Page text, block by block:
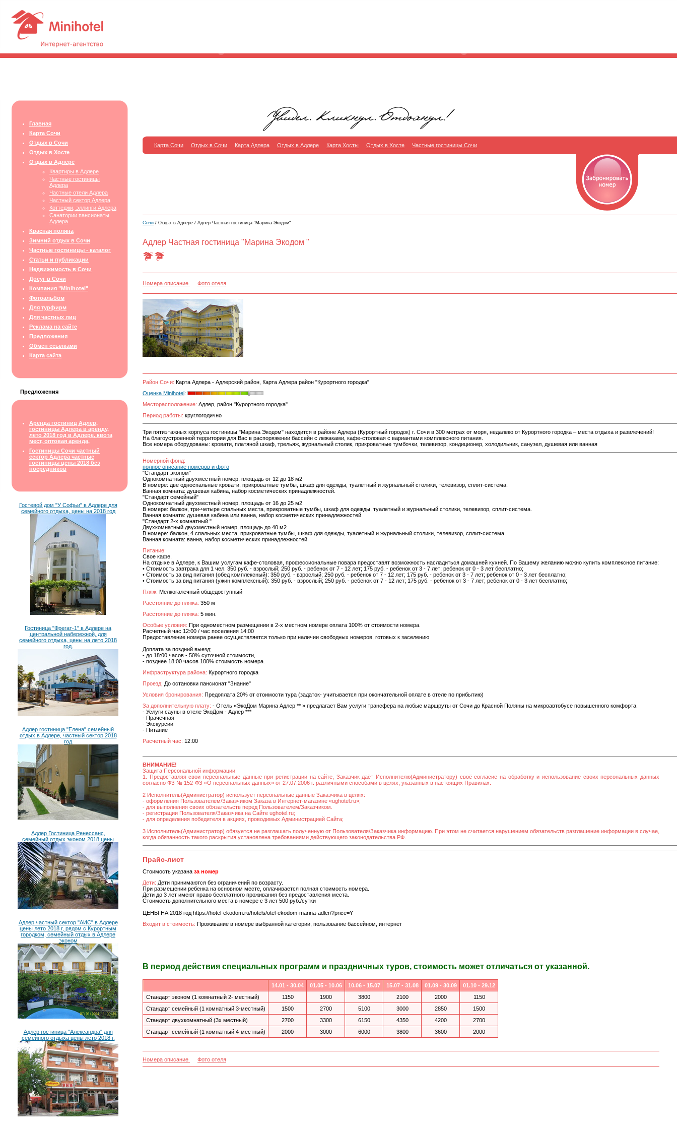
Главная
Карта Сочи
Отдых в Сочи
Отдых в Хосте
Отдых в Адлере
Квартиры в Адлере
Частные гостиницы
Адлера
Частные отели Адлера
Частный сектор Адлера
Коттеджи, эллинги Адлера
Санатории пансионаты
Адлера
Красная поляна
Зимний отдых в Сочи
Частные гостиницы - каталог
Статьи и публикации
Недвижимость в Сочи
Досуг в Сочи
Компания "Minihotel"
Фотоальбом
Для турфирм
Для частных лиц
Реклама на сайте
Предложения
Обмен ссылками
Карта сайта
Предложения
Аренда гостиниц Адлер,
гостиницы Адлера в аренду,
лето 2018 год в Адлере, квота
мест, оптовая аренда,
Гостиницы Сочи частный
сектор Адлера частные
гостиницы цены 2018 без
посредников
Гостевой дом "У Софьи" в Адлере для
семейного отдыха, цены на 2018 год
Гостиница "Фрегат-1" в Адлере на
центральной набережной, для
семейного отдыха, цены на лето 2018
год.
Адлер гостиница "Елена" семейный
отдых в Адлере, частный сектор 2018
год
Адлер Гостиница Ренессанс,
семейный отдых эконом 2018 цены
Адлер частный сектор "АИС" в Адлере
цены лето 2018 г, рядом с Курортным
городком, семейный отдых в Адлере
эконом
Адлер гостиница "Александра" для
семейного отдыха цены лето 2018 г.
Карта Сочи Отдых в Сочи Карта Адлера Отдых в Адлере Карта Хосты Отдых в Хосте Частные гостиницы Сочи
Сочи / Отдых в Адлере / Адлер Частная гостиница "Марина Экодом"
Адлер Частная гостиница "Марина Экодом "
Номера описание Фото отеля
Район Сочи: Карта Адлера - Адлерский район, Карта Адлера район "Курортного городка"
Оценка Minihotel:
Месторасположение: Адлер, район "Курортного городка"
Период работы: круглогодично
Три пятиэтажных корпуса гостиницы "Марина Экодом" находится в районе Адлера (Курортный городок) г. Сочи в 300 метрах от моря, недалеко от Курортного городка – места отдыха и развлечений!
На благоустроенной территории для Вас в распоряжении бассейн с лежаками, кафе-столовая с вариантами комплексного питания.
Все номера оборудованы: кровати, платяной шкаф, трельяж, журнальный столик, прикроватные тумбочки, телевизор, кондиционер, холодильник, санузел, душевая или ванная
Номерной фонд:
полное описание номеров и фото
"Стандарт эконом"
Однокомнатный двухместный номер, площадь от 12 до 18 м2
В номере: две односпальные кровати, прикроватные тумбы, шкаф для одежды, туалетный и журнальный столики, телевизор, сплит-система.
Ванная комната: душевая кабина, набор косметических принадлежностей.
"Стандарт семейный"
Однокомнатный двухместный номер, площадь от 16 до 25 м2
В номере: балкон, три-четыре спальных места, прикроватные тумбы, шкаф для одежды, туалетный и журнальный столики, телевизор, сплит-система.
Ванная комната: душевая кабина или ванна, набор косметических принадлежностей.
"Стандарт 2-х комнатный "
Двухкомнатный двухместный номер, площадь до 40 м2
В номере: балкон, 4 спальных места, прикроватные тумбы, шкаф для одежды, туалетный и журнальный столики, телевизор, сплит-система.
Ванная комната: ванна, набор косметических принадлежностей.
Питание:
Свое кафе.
На отдыхе в Адлере, к Вашим услугам кафе-столовая, профессиональные повара предоставят возможность насладиться домашней кухней. По Вашему желанию можно купить комплексное питание:
• Стоимость завтрака для 1 чел. 350 руб. - взрослый; 250 руб. - ребенок от 7 - 12 лет; 175 руб. - ребенок от 3 - 7 лет; ребенок от 0 - 3 лет бесплатно;
• Стоимость за вид питания (обед комплексный): 350 руб. - взрослый; 250 руб. - ребенок от 7 - 12 лет; 175 руб. - ребенок от 3 - 7 лет; ребенок от 0 - 3 лет бесплатно;
• Стоимость за вид питания (ужин комплексный): 350 руб. - взрослый; 250 руб. - ребенок от 7 - 12 лет; 175 руб. - ребенок от 3 - 7 лет; ребенок от 0 - 3 лет бесплатно;
Пляж: Мелкогалечный общедоступный
Расстояние до пляжа: 350 м
Расстояние до пляжа: 5 мин.
Особые условия: При одноместном размещении в 2-х местном номере оплата 100% от стоимости номера.
Расчетный час 12:00 / час поселения 14:00
Предоставление номера ранее осуществляется только при наличии свободных номеров, готовых к заселению
Доплата за поздний выезд:
- до 18:00 часов - 50% суточной стоимости,
- позднее 18:00 часов 100% стоимость номера.
Инфраструктура района: Курортного городка
Проезд: До остановки пансионат "Знание"
Условия бронирования: Предоплата 20% от стоимости тура (задаток- учитывается при окончательной оплате в отеле по прибытию)
За дополнительную плату: - Отель «ЭкоДом Марина Адлер ** » предлагает Вам услуги трансфера на любые маршруты от Сочи до Красной Поляны на микроавтобусе повышенного комфорта.
- Услуги сауны в отеле ЭкоДом - Адлер ***
- Прачечная
- Экскурсии
- Питание
Расчетный час: 12:00
ВНИМАНИЕ!
Защита Персональной информации
1. Предоставляя свои персональные данные при регистрации на сайте, Заказчик даёт Исполнителю(Администратору) своё согласие на обработку и использование своих персональных данных
согласно ФЗ № 152-ФЗ «О персональных данных» от 27.07.2006 г. различными способами в целях, указанных в настоящих Правилах.
2 Исполнитель(Администратор) использует персональные данные Заказчика в целях:
- оформления Пользователем/Заказчиком Заказа в Интернет-магазине «ughotel.ru»;
- для выполнения своих обязательств перед Пользователем/Заказчиком.
- регистрации Пользователя/Заказчика на Сайте ughotel.ru;
- для определения победителя в акциях, проводимых Администрацией Сайта;
3 Исполнитель(Администратор) обязуется не разглашать полученную от Пользователя/Заказчика информацию. При этом не считается нарушением обязательств разглашение информации в случае,
когда обязанность такого раскрытия установлена требованиями действующего законодательства РФ.
Прайс-лист
Стоимость указана за номер
Дети: Дети принимаются без ограничений по возрасту.
При размещении ребенка на основном месте, оплачивается полная стоимость номера.
Дети до 3 лет имеют право бесплатного проживания без предоставления места.
Стоимость дополнительного места в номере с 3 лет 500 руб./сутки
ЦЕНЫ НА 2018 год https://hotel-ekodom.ru/hotels/otel-ekodom-marina-adler/?price=Y
Входит в стоимость: Проживание в номере выбранной категории, пользование бассейном, интернет
В период действия специальных программ и праздничных туров, стоимость может отличаться от указанной.
14.01 - 30.04 01.05 - 10.06 10.06 - 15.07 15.07 - 31.08 01.09 - 30.09
01.10 - 29.12
Стандарт эконом (1 комнатный 2- местный)
1150 1900 3800 2100 2000
1150
Стандарт семейный (1 комнатный 3-местный)
1500 2700 5100 3000 2850
1500
Стандарт двухкомнатный (3х местный)
2700 3300 6150 4350 4200
2700
Стандарт семейный (1 комнатный 4-местный)
2000 3000 6000 3800 3600 2000
Номера описание Фото отеля